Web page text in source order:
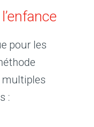
pour les
multiples
: